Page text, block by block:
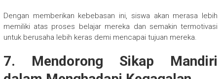
Dengan memberikan kebebasan ini, siswa akan merasa lebih
memiliki atas proses belajar mereka dan semakin termotivasi
untuk berusaha lebih keras demi mencapai tujuan mereka.
7. Mendorong Sikap Mandiri